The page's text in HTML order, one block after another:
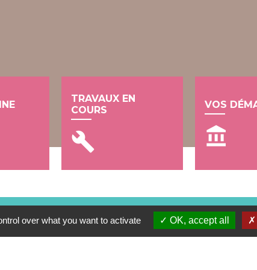
TRAVAUX EN
COURS
build
VOS
account_balance
over what you want to activate OK, accept all